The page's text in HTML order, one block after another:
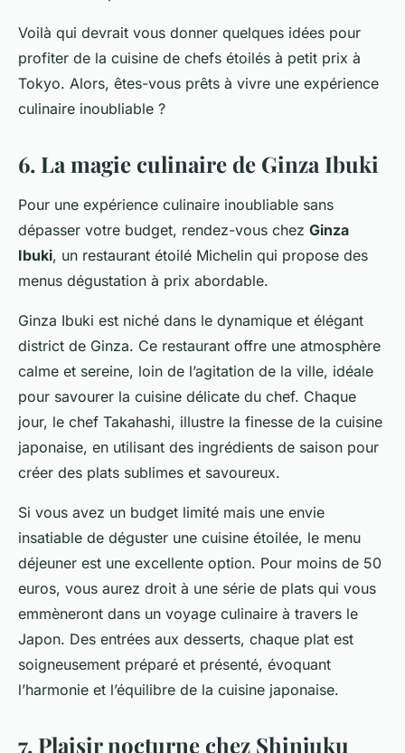
Voilà qui devrait vous donner quelques idées pour
profiter de la cuisine de chefs étoilés à petit prix à
Tokyo. Alors, êtes-vous prêts à vivre une expérience
culinaire inoubliable ?
6. La magie culinaire de Ginza Ibuki
Pour une expérience culinaire inoubliable sans
dépasser votre budget, rendez-vous chez Ginza
Ibuki, un restaurant étoilé Michelin qui propose des
menus dégustation à prix abordable.
Ginza Ibuki est niché dans le dynamique et élégant
district de Ginza. Ce restaurant offre une atmosphère
calme et sereine, loin de l’agitation de la ville, idéale
pour savourer la cuisine délicate du chef. Chaque
jour, le chef Takahashi, illustre la finesse de la cuisine
japonaise, en utilisant des ingrédients de saison pour
créer des plats sublimes et savoureux.
Si vous avez un budget limité mais une envie
insatiable de déguster une cuisine étoilée, le menu
déjeuner est une excellente option. Pour moins de 50
euros, vous aurez droit à une série de plats qui vous
emmèneront dans un voyage culinaire à travers le
Japon. Des entrées aux desserts, chaque plat est
soigneusement préparé et présenté, évoquant
l’harmonie et l’équilibre de la cuisine japonaise.
7. Plaisir nocturne chez Shinjuku